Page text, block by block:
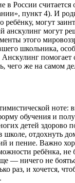
в России считается
пункт 4). И
ребёнку, могут
анскулинг могут
этого
школьника,
Анскулинг помогает
чего же на самом
ноте:
обучения и
детей здорово
отдохнуть
и пение. Важно
ребёнка, не
— ничего не
раз, и хочется,